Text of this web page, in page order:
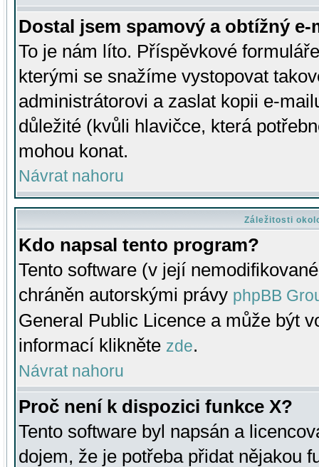
Dostal jsem spamový a obtížný
To je nám líto. Příspěvkové
kterými se snažíme vystopovat
administrátorovi a zaslat kopii e-
důležité (kvůli hlavičce, která
mohou konat.
Návrat nahoru
Záležitosti
Kdo napsal tento program?
Tento software (v její
chráněn autorskými právy phpBB
General Public Licence a může být
informací klikněte zde.
Návrat nahoru
Proč není k dispozici funkce X?
Tento software byl napsán a
dojem, že je potřeba přidat nějakou